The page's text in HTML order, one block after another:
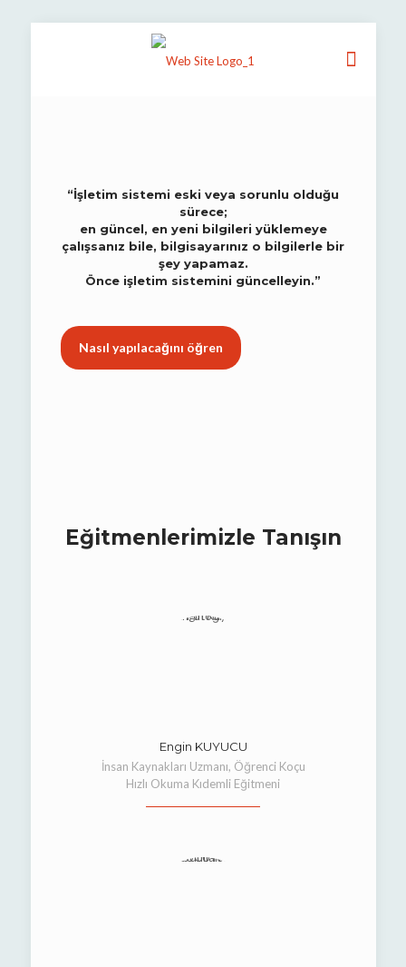
“İşletim sistemi eski veya sorunlu olduğu
sürece;
en güncel, en yeni bilgileri yüklemeye
çalışsanız bile, bilgisayarınız o bilgilerle bir
şey yapamaz.
Önce işletim sistemini güncelleyin.”
Nasıl yapılacağını öğren
Eğitmenlerimizle Tanışın
Engin KUYUCU
İnsan Kaynakları Uzmanı, Öğrenci Koçu
Hızlı Okuma Kıdemli Eğitmeni